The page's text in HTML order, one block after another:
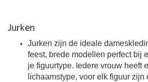
Jurken
Jurken zijn de ideale
feest, brede modellen perfect bij
je figuurtype. Iedere vrouw heeft
lichaamstype, voor elk figuur